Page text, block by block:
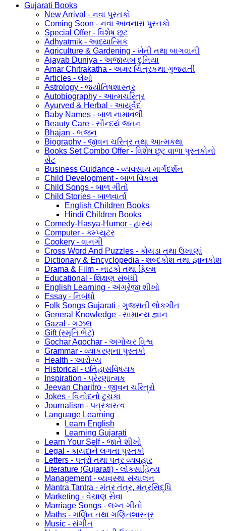
Gujarati Books
New Arrival - નવા પુસ્તકો
Coming Soon - નવા આવનારા પુસ્તકો
Special Offer - વિશેષ છૂટ
Adhyatmik - આધ્યાત્મિક
Agriculture & Gardening - ખેતી તથા બાગવાની
Ajayab Duniya - અજાયબ દુનિયા
Amar Chitrakatha - અમર ચિત્રકથા ગુજરાતી
Articles - લેખો
Astrology - જ્યોતિષશાસ્ત્ર
Autobiography - આત્મચરિત્ર
Ayurved & Herbal - આયૂર્વેદ
Baby Names - બાળ નામાવલી
Beauty Care - સૌન્દર્ય જતન
Bhajan - ભજન
Biography - જીવન ચરિત્ર તથા આત્મકથા
Books Set Combo Offer - વિશેષ છૂટ વાળા પુસ્તકોનો
સેટ
Business Guidance - વ્યવસાય માર્ગદર્શન
Child Development - બાળ વિકાસ
Child Songs - બાળ ગીતો
Child Stories - બાળવાર્તા
English Children Books
Hindi Children Books
Comedy-Hasya-Humor - હાસ્ય
Computer - કમ્પ્યુટર
Cookery - વાનગી
Cross Word And Puzzles - કોયડા તથા ઉખાણાં
Dictionary & Encyclopedia - શબ્દકોશ તથા જ્ઞાનકોશ
Drama & Film - નાટકો તથા ફિલ્મ
Educational - શિક્ષણ સંબંધી
English Learning - અંગ્રેજી શીખો
Essay - નિબંધો
Folk Songs Gujarati - ગુજરાતી લોકગીત
General Knowledge - સામાન્ય જ્ઞાન
Gazal - ગઝલ
Gift (સ્મૃતિ ભેટ)
Gochar Agochar - અગોચર વિશ્વ
Grammar - વ્યાકરણના પુસ્તકો
Health - આરોગ્ય
Historical - ઇતિહાસવિષયક
Inspiration - પ્રેરણાત્મક
Jeevan Charitro - જીવન ચરિત્રો
Jokes - વિનોદનો ટુચકા
Journalism - પત્રકારત્વ
Language Learning
Learn English
Learning Gujarati
Learn Your Self - જાતે શીખો
Legal - કાયદાને લગતા પુસ્તકો
Letters - પત્રો તથા પત્ર વ્યવહાર
Literature (Gujarati) - લોકસાહિત્ય
Management - વ્યવસ્થા સંચાલન
Mantra Tantra - મંત્ર તંત્ર, મંત્રસિદ્ધિ
Marketing - વેચાણ સેવા
Marriage Songs - લગ્ન ગીતો
Maths - ગણિત તથા ગણિતશાસ્ત્ર
Music - સંગીત